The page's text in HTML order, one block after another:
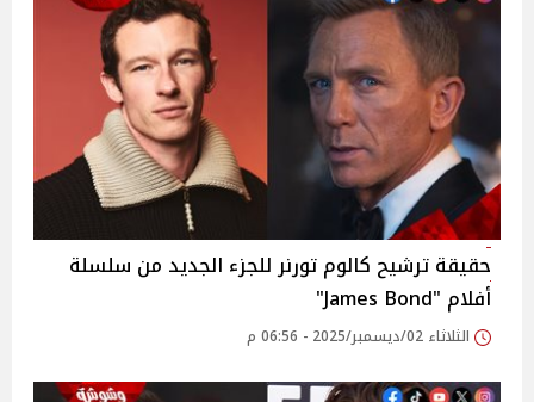
حقيقة ترشيح كالوم تورنر للجزء الجديد من سلسلة
أفلام "James Bond"
الثلاثاء 02/ديسمبر/2025 - 06:56 م